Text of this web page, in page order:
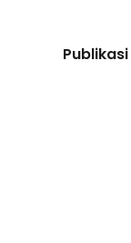
Publikasi